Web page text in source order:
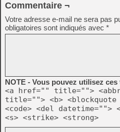
Commentaire ¬
Votre adresse e-mail ne sera pas
obligatoires sont indiqués avec *
NOTE - Vous pouvez utilisez
<a href="" title="">
title=""> <b>
<code> <del datetime="">
<s> <strike> <strong>